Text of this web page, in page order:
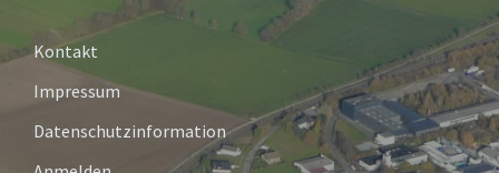
Kontakt
Impressum
Datenschutzinformation